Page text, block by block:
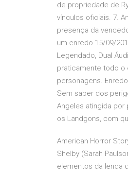
de propriedade de
vínculos oficiais. 7.
presença da
um enredo 15/09/
Legendado, Dual
praticamente todo o
personagens.
Sem saber dos
Angeles atingida
os Landgons, com
American Horror
Shelby (Sarah
elementos da lenda